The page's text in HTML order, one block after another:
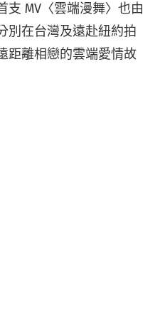
支 MV〈雲端漫舞〉也由
別在台灣及遠赴紐約拍
距離相戀的雲端愛情故